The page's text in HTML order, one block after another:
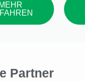
MEHR
Partner